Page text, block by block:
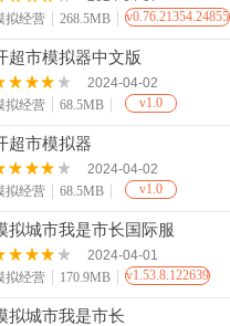
拟经营
268.5MB v0.76.21354.24855
超市模拟器中文版
2024-04-02
拟经营
68.5MB v1.0
超市模拟器
2024-04-02
拟经营
68.5MB v1.0
拟城市我是市长国际服
2024-04-01
拟经营
170.9MB v1.53.8.122639
拟城市我是市长